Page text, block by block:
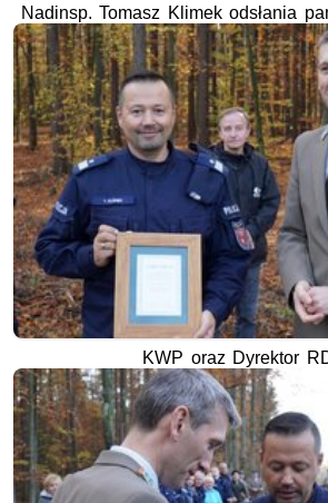
Nadinsp. Tomasz Klimek odsłania
KWP oraz Dyrektor